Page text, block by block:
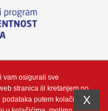
unija iz Europskog fonda
vam osigurali sve
stranica ili kretanjem po
putem kolačić. Za
X